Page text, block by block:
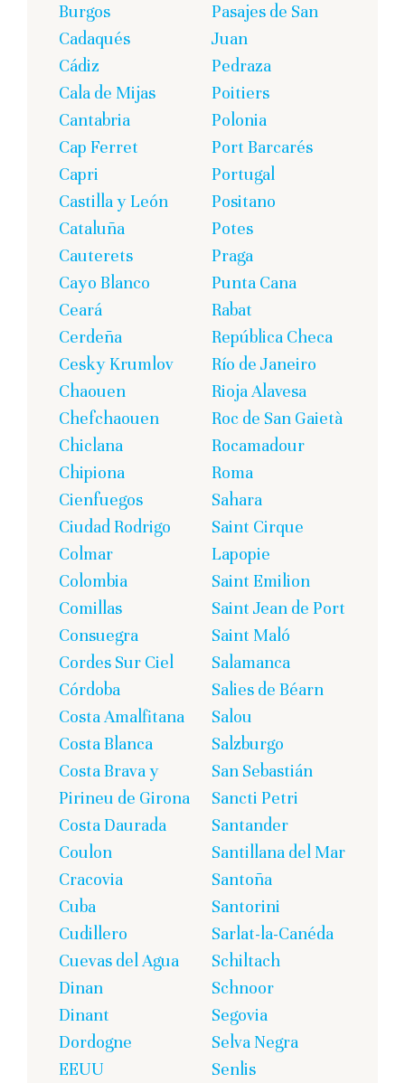
Burgos
Cadaqués
Cádiz
Cala de Mijas
Cantabria
Cap Ferret
Capri
Castilla y León
Cataluña
Cauterets
Cayo Blanco
Ceará
Cerdeña
Cesky Krumlov
Chaouen
Chefchaouen
Chiclana
Chipiona
Cienfuegos
Ciudad Rodrigo
Colmar
Colombia
Comillas
Consuegra
Cordes Sur Ciel
Córdoba
Costa Amalfitana
Costa Blanca
Costa Brava y
Pirineu de Girona
Costa Daurada
Coulon
Cracovia
Cuba
Cudillero
Cuevas del Agua
Dinan
Dinant
Dordogne
EEUU
Pasajes de San
Juan
Pedraza
Poitiers
Polonia
Port Barcarés
Portugal
Positano
Potes
Praga
Punta Cana
Rabat
República Checa
Río de Janeiro
Rioja Alavesa
Roc de San Gaietà
Rocamadour
Roma
Sahara
Saint Cirque
Lapopie
Saint Emilion
Saint Jean de Port
Saint Maló
Salamanca
Salies de Béarn
Salou
Salzburgo
San Sebastián
Sancti Petri
Santander
Santillana del Mar
Santoña
Santorini
Sarlat-la-Canéda
Schiltach
Schnoor
Segovia
Selva Negra
Senlis